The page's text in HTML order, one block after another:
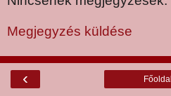
Megjegyzés küldése
‹ Főoldal